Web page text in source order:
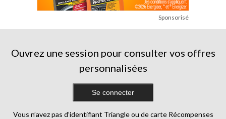
Sponsorisé
Ouvrez une session pour consulter vos offres
personnalisées
Se connecter
Vous n’avez pas d’identifiant Triangle ou de carte Récompenses